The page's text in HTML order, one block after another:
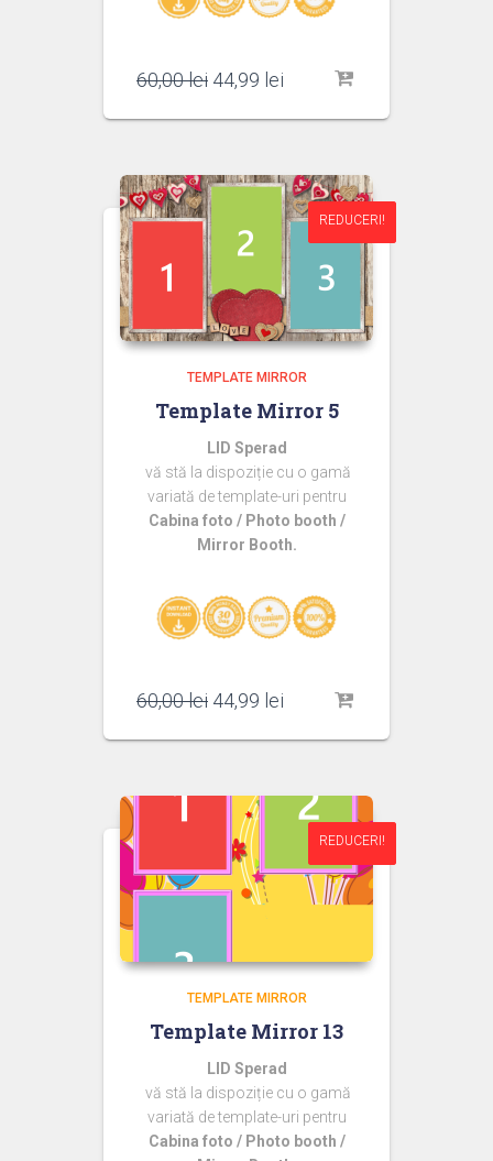
60,00lei Prețul
a
60,00 lei.
44,99 lei
este:
REDUCERI!
REDUCERI!
TEMPLATE MIRROR
Template Mirror 5
LID Sperad
vă stă la dispoziție cu o gamă
variată de template-uri pentru
Cabina foto / Photo booth /
Mirror Booth.
60,00lei Prețul
a
60,00 lei.
44,99 lei
este:
REDUCERI!
REDUCERI!
TEMPLATE MIRROR
Template Mirror 13
LID Sperad
vă stă la dispoziție cu o gamă
variată de template-uri pentru
Cabina foto / Photo booth /